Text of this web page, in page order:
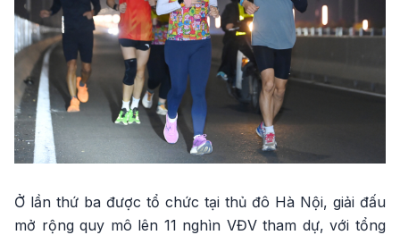
Ở lần thứ ba được tổ chức tại thủ đô Hà Nội, giải đấu
mở rộng quy mô lên 11 nghìn VĐV tham dự, với tổng